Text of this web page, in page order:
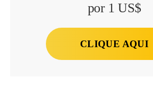
por 1 US$
CLIQUE AQUI